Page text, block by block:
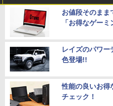
お値段そのまま
「お得なゲーミ
レイズのパワ
色登場!!
性能の良いお得
チェック！